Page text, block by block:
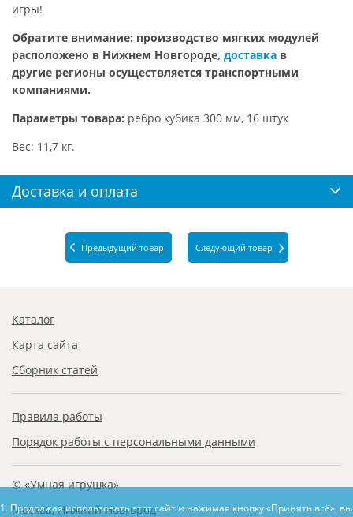
игры!
Обратите внимание: производство мягких модулей
расположено в Нижнем Новгороде, доставка в
другие регионы осуществляется транспортными
компаниями.
Параметры товара: ребро кубика 300 мм, 16 штук
Вес: 11,7 кг.
Доставка и оплата
Предыдущий товар Следующий товар
Каталог
Карта сайта
Сборник статей
Правила работы
Порядок работы с персональными данными
© «Умная игрушка»
Москва, Нижний Новгород
1. Продолжая использовать этот сайт и нажимая кнопку «Принять всё»,